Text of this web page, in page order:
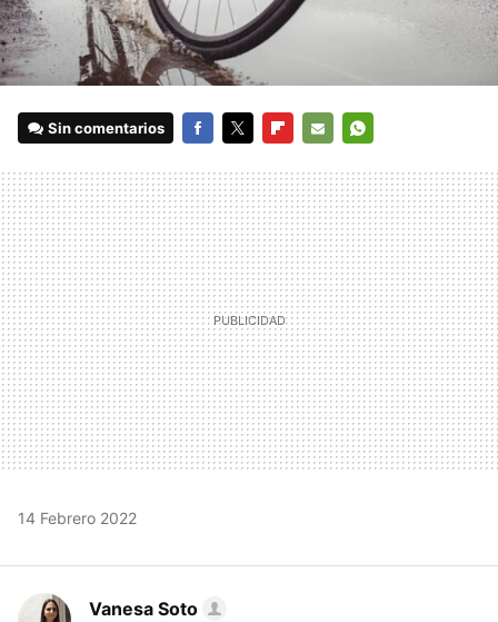
Sin comentarios
MAIL
14 Febrero 2022
Vanesa Soto